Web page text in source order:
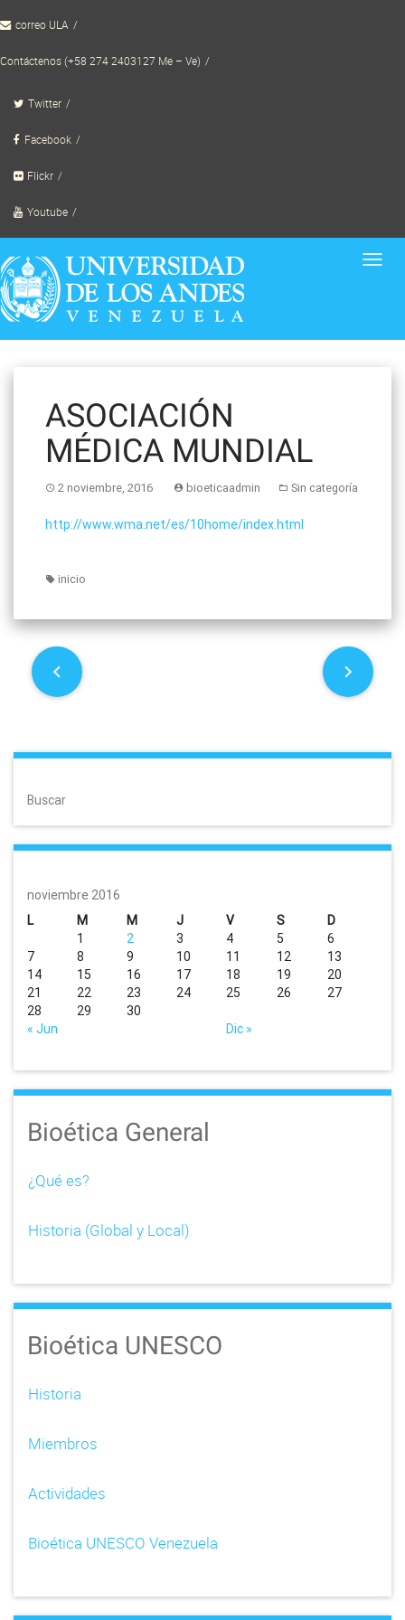
to correo ULA
Contáctenos (+58 274 2403127 Me – Ve)
Twitter
Facebook
Flickr
Youtube
ASOCIACIÓN
MÉDICA MUNDIAL
2 noviembre, 2016 bioeticaadmin Sin categoría
http://www.wma.net/es/10home/index.html
inicio
P
s
n
a
v
g
a
i
o
n
Buscar
noviembre 2016
L
M M J V S D
« Jun Dic »
1 2 3 4 5
6
7
8 9 10 11 12
13
14
15 16 17 18 19
20
21
22 23 24 25 26
27
28
29 30
Bioética General
¿Qué es?
Historia (Global y Local)
Bioética UNESCO
Historia
Miembros
Actividades
Bioética UNESCO Venezuela